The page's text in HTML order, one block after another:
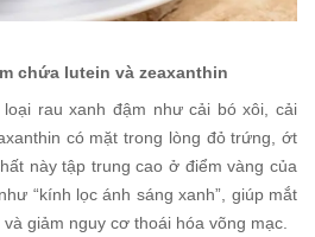
chứa lutein và zeaxanthin
rau xanh đậm như cải bó xôi, cải
có mặt trong lòng đỏ trứng, ớt
này tập trung cao ở điểm vàng của
“kính lọc ánh sáng xanh”, giúp mắt
giảm nguy cơ thoái hóa võng mạc.